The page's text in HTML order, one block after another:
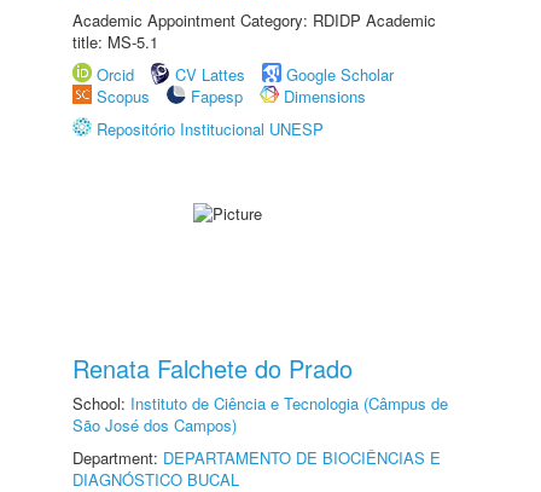
Academic Appointment Category: RDIDP Academic
title: MS-5.1
Orcid
CV Lattes
Google Scholar
Scopus
Fapesp
Dimensions
Repositório Institucional UNESP
Renata Falchete do Prado
School: Instituto de Ciência e Tecnologia (Câmpus de
São José dos Campos)
Department: DEPARTAMENTO DE BIOCIÊNCIAS E
DIAGNÓSTICO BUCAL